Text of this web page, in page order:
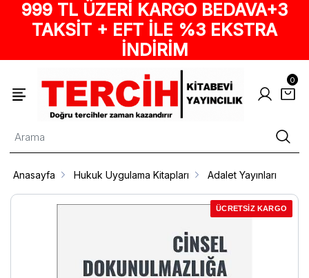
999 TL ÜZERİ KARGO BEDAVA+3
TAKSİT + EFT İLE %3 EKSTRA
İNDİRİM
0
Anasayfa Hukuk Uygulama Kitapları Adalet Yayınları
ÜCRETSİZ KARGO